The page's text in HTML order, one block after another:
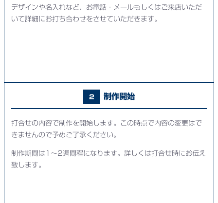
デザインや名入れなど、お電話・メールもしくはご来店いただ
いて詳細にお打ち合わせをさせていただきます。
2 制作開始
打合せの内容で制作を開始します。この時点で内容の変更はで
きませんので予めご了承ください。
制作期間は1～2週間程になります。詳しくは打合せ時にお伝え
致します。